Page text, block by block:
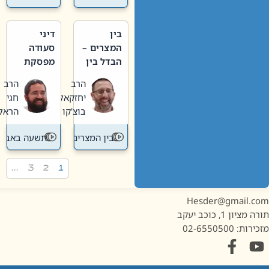
בין
המצרים –
הבדל בין
חדשה
לישנה
הרב
יחזקאל
בוצ'קו
בין המצרים
דיני
סעודה
מפסקת
תשעה
באב
הרב
חגי
הראל
תשעה באב
1, כוכב יעקב
02-6550500